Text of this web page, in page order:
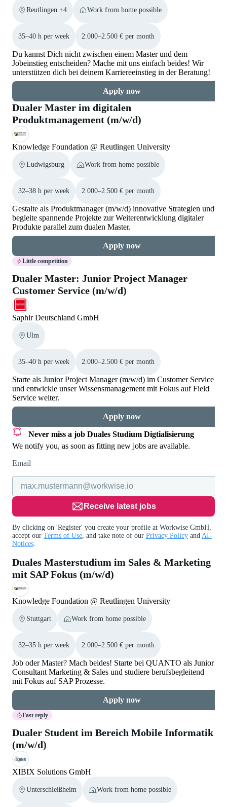
Reutlingen +4 Work from home possible
35–40 h per week 2.000–2.500 € per month
Du kannst Dich nicht zwischen einem Master und dem
Jobeinstieg entscheiden? Mache mit uns einfach beides! Wir
unterstützen dich bei deinem Karriereeinstieg in der Beratung!
Apply now
Dualer Master im digitalen
Produktmanagement (m/w/d)
Knowledge Foundation @ Reutlingen University
Ludwigsburg Work from home possible
32–38 h per week 2.000–2.500 € per month
Gestalte als Produktmanager (m/w/d) innovative Strategien und
begleite spannende Projekte zur Weiterentwicklung digitaler
Produkte parallel zum dualen Master.
Apply now
Little competition
Dualer Master: Junior Project Manager
Customer Service (m/w/d)
Saphir Deutschland GmbH
Ulm
35–40 h per week 2.000–2.500 € per month
Starte als Junior Project Manager (m/w/d) im Customer Service
und entwickle unser Wissensmanagement mit Fokus auf Field
Service weiter.
Apply now
Never miss a job Duales Studium Digtialisierung
We notify you, as soon as fitting new jobs are available.
Email
Receive latest jobs
By clicking on 'Register' you create your profile at Workwise GmbH,
accept our Terms of Use , and take note of our Privacy Policy and AI-
Notices
Duales Masterstudium im Sales & Marketing
mit SAP Fokus (m/w/d)
Knowledge Foundation @ Reutlingen University
Stuttgart Work from home possible
32–35 h per week 2.000–2.500 € per month
Job oder Master? Mach beides! Starte bei QUANTO als Junior
Consultant Marketing & Sales und studiere berufsbegleitend
mit Fokus auf SAP Prozesse.
Apply now
Fast reply
Dualer Student im Bereich Mobile Informatik
(m/w/d)
XIBIX Solutions GmbH
Unterschleißheim Work from home possible